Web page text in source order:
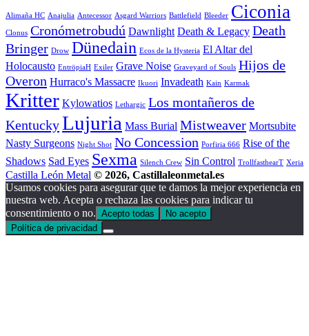
Alimaña HC Anajulia Antecessor Asgard Warriors Battlefield Bleeder Ciconia
Clonus Cronómetrobudú Dawnlight Death & Legacy Death
Bringer Drow Dünedain Ecos de la Hysteria El Altar del
Holocausto EntröpiaH Exiler Grave Noise Graveyard of Souls Hijos de
Overon Hurraco's Massacre Ikuori Invadeath Kain Karmak
Kritter Kylowatios Lethargic Los montañeros de
KentuckyLujuria Mass Burial Mistweaver Mortsubite
Nasty Surgeons Night Shot No Concession Porfiria 666 Rise of the
Shadows Sad Eyes Sexma Silench Crew Sin Control TrollfasthearT Xeria
Castilla León Metal © 2026, Castillaleonmetal.es
Usamos cookies para asegurar que te damos la mejor experiencia en
nuestra web. Acepta o rechaza las cookies para indicar tu
consentimiento o no. Acepto todas
No acepto
Política de privacidad